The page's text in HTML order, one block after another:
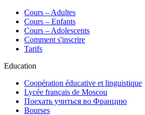
Сours – Adultes
Cours – Enfants
Cours – Adolescents
Comment s'inscrire
Tarifs
Education
Coopération éducative et linguistique
Lycée français de Moscou
Поехать учиться во Францию
Bourses